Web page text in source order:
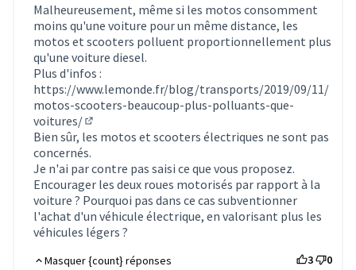
Malheureusement, même si les motos consomment
moins qu'une voiture pour un même distance, les
motos et scooters polluent proportionnellement plus
qu'une voiture diesel.
Plus d'infos :
https://www.lemonde.fr/blog/transports/2019/09/11/
motos-scooters-beaucoup-plus-polluants-que-
voitures/
(Lien externe)
Bien sûr, les motos et scooters électriques ne sont pas
concernés.
Je n'ai par contre pas saisi ce que vous proposez.
Encourager les deux roues motorisés par rapport à la
voiture ? Pourquoi pas dans ce cas subventionner
l'achat d'un véhicule électrique, en valorisant plus les
véhicules légers ?
Masquer {count} réponses 3 0